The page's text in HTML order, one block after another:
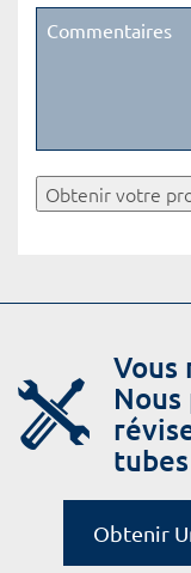
Obtenir votre
Vous
Obtenir